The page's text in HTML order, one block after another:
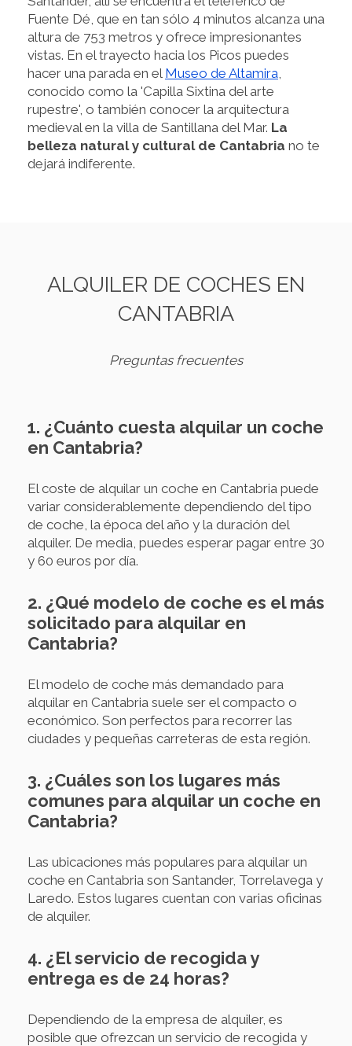
Fuente Dé, que en tan sólo 4 minutos alcanza una
altura de 753 metros y ofrece impresionantes
vistas. En el trayecto hacia los Picos puedes
hacer una parada en el Museo de Altamira
conocido como la 'Capilla Sixtina del arte
rupestre', o también conocer la arquitectura
medieval en la villa de Santillana del Mar. La
belleza natural y cultural de Cantabria no te
dejará indiferente.
ALQUILER DE COCHES EN
CANTABRIA
Preguntas frecuentes
1. ¿Cuánto cuesta alquilar un coche
en Cantabria?
El coste de alquilar un coche en Cantabria puede
variar considerablemente dependiendo del tipo
de coche, la época del año y la duración del
alquiler. De media, puedes esperar pagar entre 30
y 60 euros por día.
2. ¿Qué modelo de coche es el más
solicitado para alquilar en
Cantabria?
El modelo de coche más demandado para
alquilar en Cantabria suele ser el compacto o
económico. Son perfectos para recorrer las
ciudades y pequeñas carreteras de esta región.
3. ¿Cuáles son los lugares más
comunes para alquilar un coche en
Cantabria?
Las ubicaciones más populares para alquilar un
coche en Cantabria son Santander, Torrelavega y
Laredo. Estos lugares cuentan con varias oficinas
de alquiler.
4. ¿El servicio de recogida y
entrega es de 24 horas?
Dependiendo de la empresa de alquiler, es
posible que ofrezcan un servicio de recogida y